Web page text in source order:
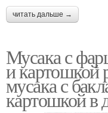
читать дальше →
Мусака с
и картошкой
мусака с
картошкой в